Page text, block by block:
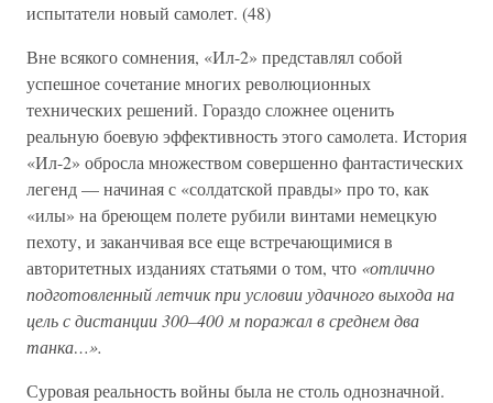
испытатели новый самолет. (48)
Вне всякого сомнения, «Ил-2» представлял собой
успешное сочетание многих революционных
технических решений. Гораздо сложнее оценить
реальную боевую эффективность этого самолета. История
«Ил-2» обросла множеством совершенно фантастических
легенд — начиная с «солдатской правды» про то, как
«илы» на бреющем полете рубили винтами немецкую
пехоту, и заканчивая все еще встречающимися в
авторитетных изданиях статьями о том, что «отлично
подготовленный летчик при условии удачного выхода на
цель с дистанции 300–400 м поражал в среднем два
танка…».
Суровая реальность войны была не столь однозначной.